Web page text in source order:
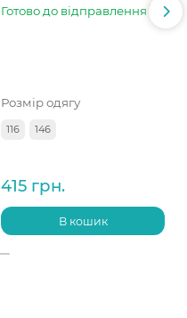
Готово до відправлення
Розмір одягу
116 146
415 грн.
В кошик